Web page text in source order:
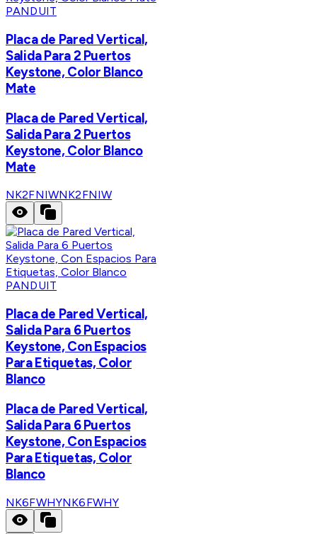
PANDUIT
Placa de Pared Vertical,
Salida Para 2 Puertos
Keystone, Color Blanco
Mate
Placa de Pared Vertical,
Salida Para 2 Puertos
Keystone, Color Blanco
Mate
NK2FNIWNK2FNIW
PANDUIT
Placa de Pared Vertical,
Salida Para 6 Puertos
Keystone, Con Espacios
Para Etiquetas, Color
Blanco
Placa de Pared Vertical,
Salida Para 6 Puertos
Keystone, Con Espacios
Para Etiquetas, Color
Blanco
NK6FWHYNK6FWHY